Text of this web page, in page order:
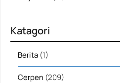
Katagori
Berita (1)
Cerpen (209)